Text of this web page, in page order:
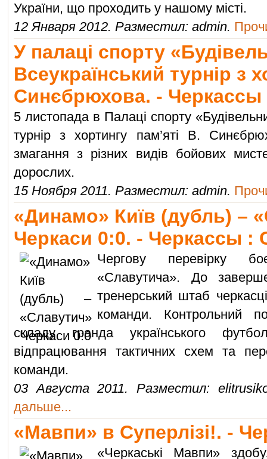
України, що проходить у нашому місті.
12 Января 2012. Разместил: admin.
У палаці спорту
Всеукраїнський турнір з
Синєбрюхова. - Черкассы
5 листопада в Палаці спорту
турнір з хортингу пам’яті В.
змагання з різних видів бойових
дорослих.
15 Ноября 2011. Разместил: admin.
«Динамо» Київ (дубль) –
Черкаси 0:0. - Черкассы :
Чергову перевірку
«Славутича». До
тренерський штаб
команди. Контрольний
складу гранда українського
відпрацювання тактичних схем та
команди.
03 Августа 2011. Разместил:
дальше...
«Мавпи» в Суперлізі!. -
«Черкаські Мавпи»